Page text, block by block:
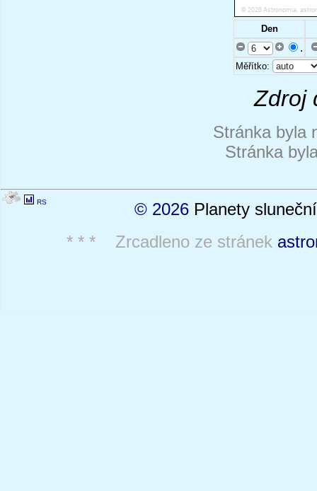
Den
.
Měřítko:
Zdroj
Stránka byla
Stránka
RS © 2026 Planety
* * * Zrcadleno ze stránek